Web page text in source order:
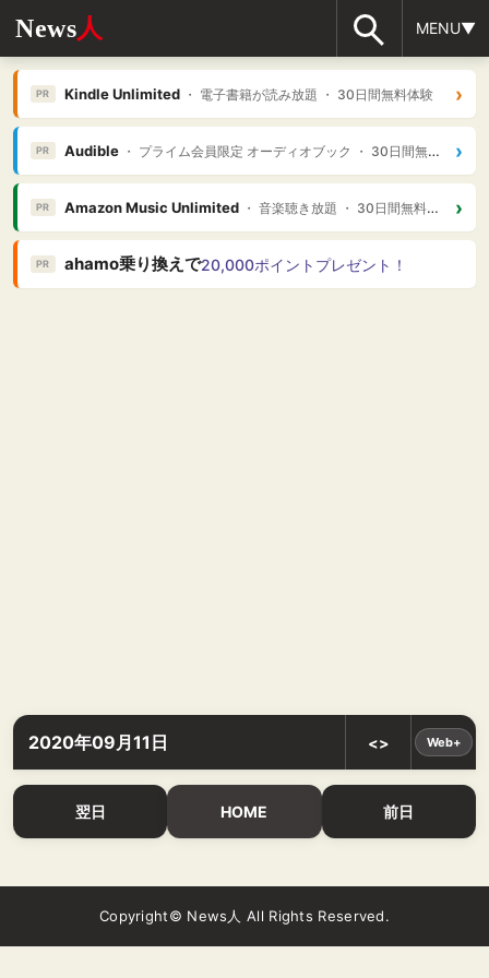
News人 MENU▼
PR Kindle Unlimited・ 電子書籍が読み放題 ・ 30日間無料体験 ›
PR Audible・ プライム会員限定 オーディオブック ・ 30日間無料体験 ›
PR Amazon Music Unlimited・ 音楽聴き放題 ・ 30日間無料体験 ›
PR ahamo乗り換えで20,000ポイントプレゼント！
2020年09月11日 <> Web+
翌日 HOME 前日
Copyright© News人 All Rights Reserved.